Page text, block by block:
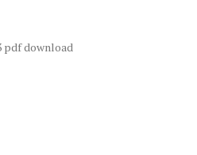
pdf download